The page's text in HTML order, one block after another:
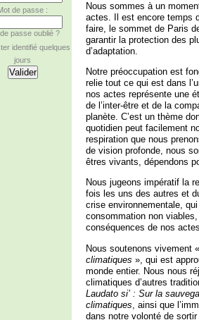
de passe :
passe oublié ?
identifié quelques
jours
Nous sommes à un
actes. Il est encore temps
faire, le sommet de Paris
garantir la protection des
d’adaptation.
Notre préoccupation est
relie tout ce qui est dans
nos actes représente une
de l’inter-être et de la
planète. C’est un thème
quotidien peut facilement
respiration que nous
de vision profonde, nous
êtres vivants, dépendons
Nous jugeons impératif la
fois les uns des autres et
crise environnementale,
consommation non
conséquences de nos
Nous soutenons vivement «
climatiques », qui est
monde entier. Nous nous
climatiques d’autres
Laudato si’ : Sur la
climatiques , ainsi que
dans notre volonté de